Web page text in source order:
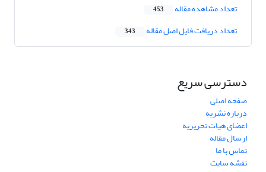
تعداد مشاهده مقاله 453
تعداد دریافت فایل اصل مقاله 343
دسترسی سریع
صفحه اصلی
درباره نشریه
اعضای هیات تحریریه
ارسال مقاله
تماس با ما
نقشه سایت